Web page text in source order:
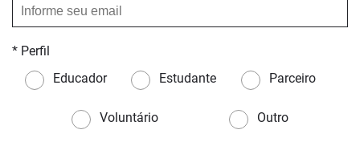
* Perfil
Educador
Estudante Parceiro
Voluntário Outro